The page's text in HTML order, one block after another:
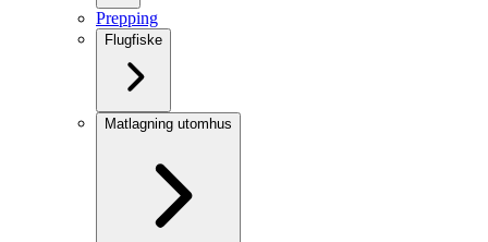
Prepping
Flugfiske
Matlagning utomhus